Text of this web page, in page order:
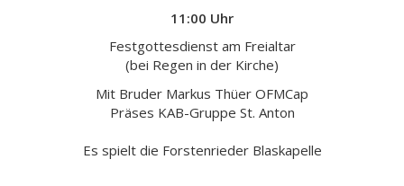
11:00 Uhr
Festgottesdienst am Freialtar
(bei Regen in der Kirche)
Mit Bruder Markus Thüer OFMCap
Präses KAB-Gruppe St. Anton
Es spielt die Forstenrieder Blaskapelle